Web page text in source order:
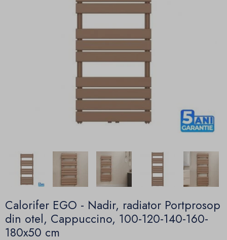
Calorifer EGO - Nadir, radiator Portprosop
din otel, Cappuccino, 100-120-140-160-
180x50 cm